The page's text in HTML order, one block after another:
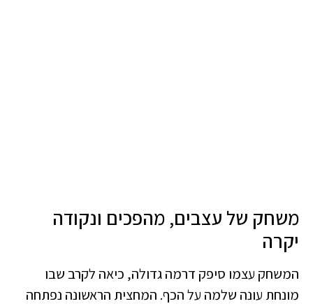
משחק של עצבים, מהפכים ונקודה
יקרה
המשחק עצמו סיפק דרמה גדולה, כיאה לקרב שבו
מונחת עונה שלמה על הכף. המחצית הראשונה נפתחה